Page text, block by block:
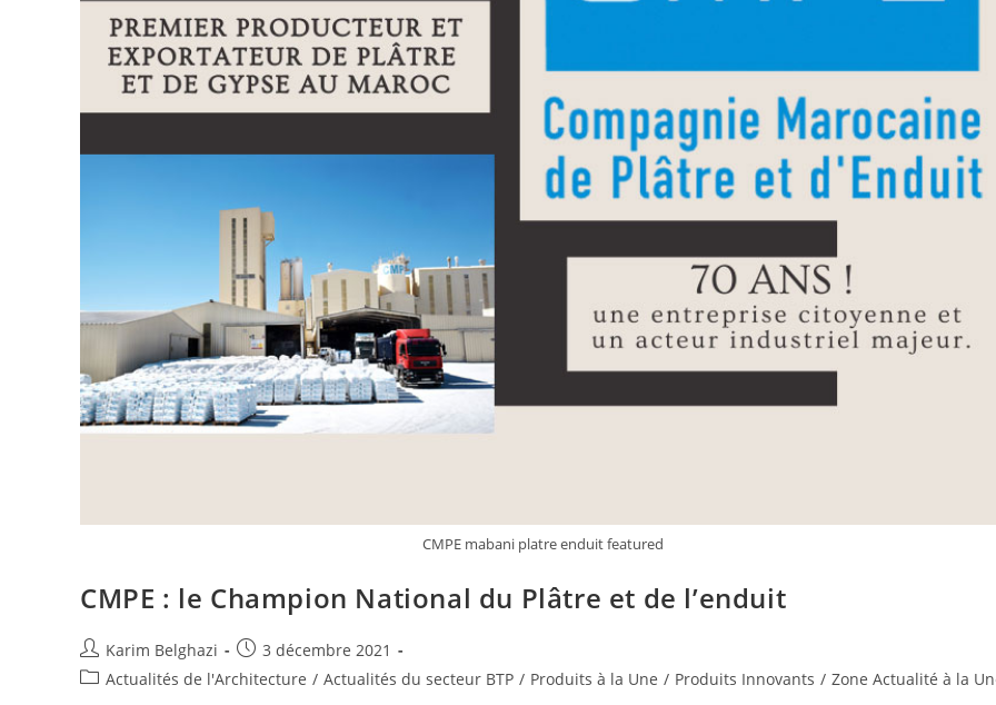
CMPE mabani platre enduit featured
CMPE : le Champion National du Plâtre et de l’enduit
Karim Belghazi
3 décembre 2021
Actualités de l'Architecture / Actualités du secteur BTP / Produits à la Une / Produits Innovants / Zone Actualité à la